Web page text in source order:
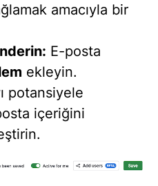
amacıyla bir
E-posta
ekleyin.
potansiyele
içeriğini